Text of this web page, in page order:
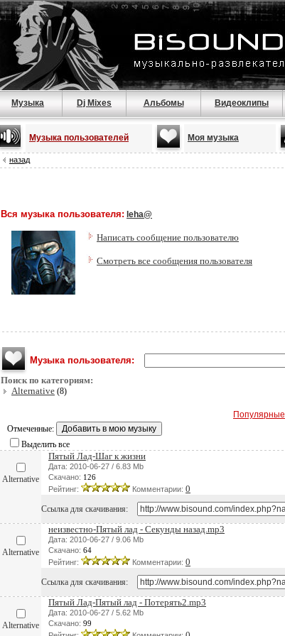
Музыка Dj Mixes Альбомы Видеоклипы
Музыка пользователей Моя музыка
назад
Вся музыка пользователя: leha@
Написать сообщение пользователю
Смотреть все сообщения пользователя
Музыка пользователя:
Поиск по категориям:
Alternative (8)
Популярные
Отмеченные:
Выделить все
Alternative
Пятый Лад-Шаг к жизни
Дата: 2010-06-27 / 6.83 Mb
Скачано: 126
Рейтинг:
Комментарии: 0
Ссылка для скачивания:
Alternative
неизвестно-Пятый лад - Секунды назад.mp3
Дата: 2010-06-27 / 9.06 Mb
Скачано: 64
Рейтинг:
Комментарии: 0
Ссылка для скачивания:
Alternative
Пятый Лад-Пятый лад - Потерять2.mp3
Дата: 2010-06-27 / 5.62 Mb
Скачано: 99